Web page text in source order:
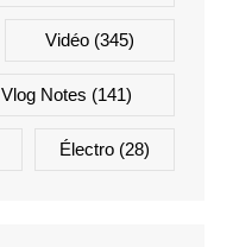
Vidéo (345)
Vlog Notes (141)
Électro (28)